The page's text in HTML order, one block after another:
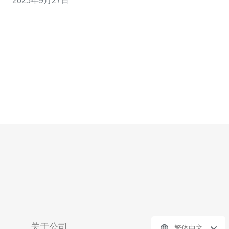
置与性能，帮助您更好地理解该服务的优势与特点。 首
关于公司